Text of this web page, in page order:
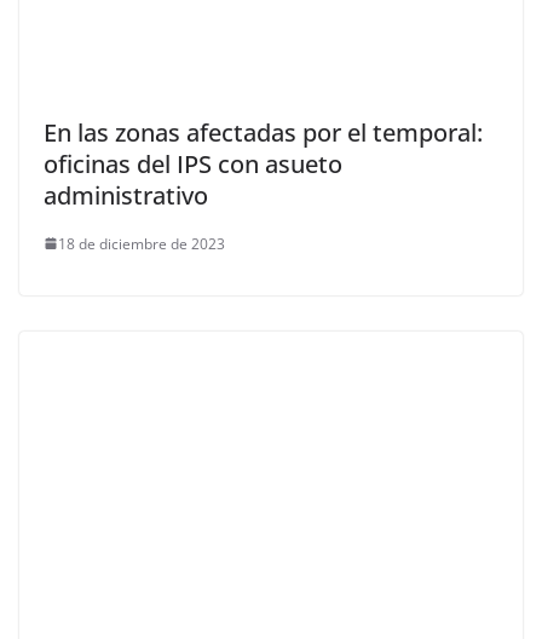
En las zonas afectadas por el temporal:
oficinas del IPS con asueto
administrativo
18 de diciembre de 2023